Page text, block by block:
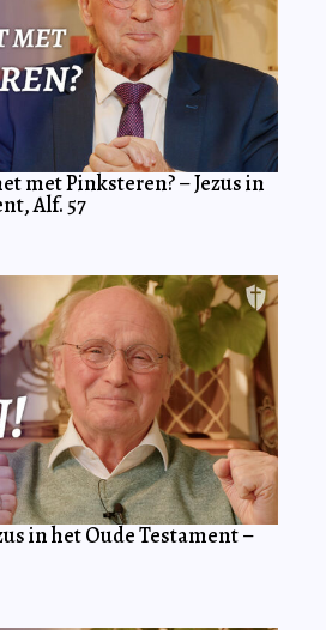
met Pinksteren? – Jezus in
Alf. 57
in het Oude Testament –